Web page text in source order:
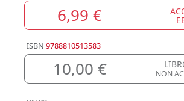
6,99 €
ISBN 9788810513583
10,00 € NON